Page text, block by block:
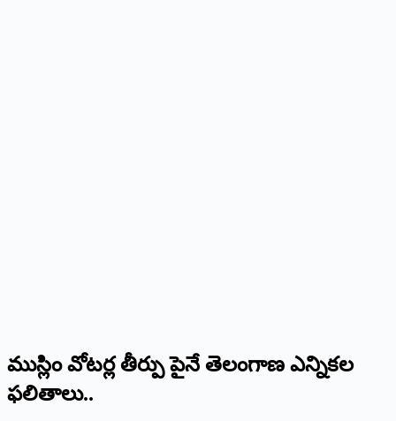
ముస్లిం వోటర్ల తీర్పు పైనే తెలంగాణ ఎన్నికల
ఫలితాలు..